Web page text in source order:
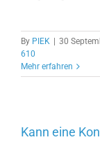
By PIEK | 30
610
Mehr erfahren
Kann eine